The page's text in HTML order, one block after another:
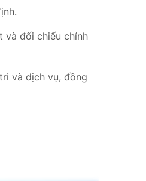
và đối chiếu chính
và dịch vụ, đồng